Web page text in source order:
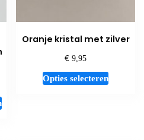
Oranje kristal met zilver
€ 9,95
Opties selecterenDit